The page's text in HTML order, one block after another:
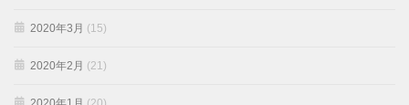
2020年3月 (15)
2020年2月 (21)